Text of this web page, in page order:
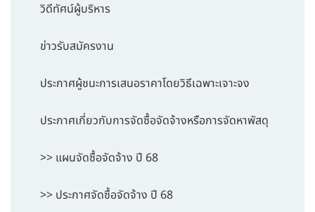
วิดีทัศน์ผู้บริหาร
ข่าวรับสมัครงาน
ประกาศผู้ชนะการเสนอราคาโดยวิธีเฉพาะเจาะจง
ประกาศเกี่ยวกับการจัดซื้อจัดจ้างหรือการจัดหาพัสดุ
>> แผนจัดซื้อจัดจ้าง ปี 68
>> ประกาศจัดซื้อจัดจ้าง ปี 68